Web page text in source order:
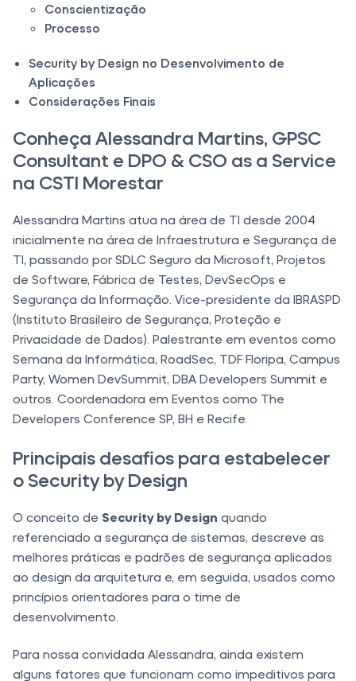
Conscientização
Processo
Security by Design no Desenvolvimento de
Aplicações
Considerações Finais
Conheça Alessandra Martins, GPSC
Consultant e DPO & CSO as a Service
na CSTI Morestar
Alessandra Martins atua na área de TI desde 2004
inicialmente na área de Infraestrutura e Segurança de
TI, passando por SDLC Seguro da Microsoft, Projetos
de Software, Fábrica de Testes, DevSecOps e
Segurança da Informação. Vice-presidente da IBRASPD
(Instituto Brasileiro de Segurança, Proteção e
Privacidade de Dados). Palestrante em eventos como
Semana da Informática, RoadSec, TDF Floripa, Campus
Party, Women DevSummit, DBA Developers Summit e
outros. Coordenadora em Eventos como The
Developers Conference SP, BH e Recife.
Principais desafios para estabelecer
o Security by Design
O conceito de Security by Design quando
referenciado a segurança de sistemas, descreve as
melhores práticas e padrões de segurança aplicados
ao design da arquitetura e, em seguida, usados como
princípios orientadores para o time de
desenvolvimento.
Para nossa convidada Alessandra, ainda existem
alguns fatores que funcionam como impeditivos para